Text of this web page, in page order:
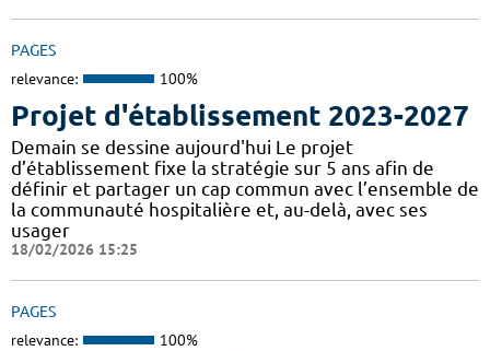
PAGES
relevance: 100%
Projet d'établissement 2023-2027
Demain se dessine aujourd'hui Le projet
d’établissement fixe la stratégie sur 5 ans afin de
définir et partager un cap commun avec l’ensemble de
la communauté hospitalière et, au-delà, avec ses
usager
18/02/2026 15:25
PAGES
relevance: 100%